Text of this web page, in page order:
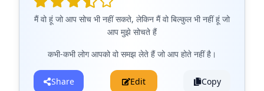
मैं वो हूं जो आप सोच भी नहीं सकते, लेकिन मैं वो बिल्कुल भी नहीं हूं जो
आप मुझे सोचते हैं
कभी-कभी लोग आपको वो समझ लेते हैं जो आप होते नहीं है।
Share Edit Copy